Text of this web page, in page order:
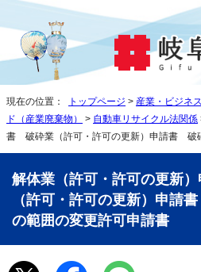
現在の位置： トップページ > 産業・ビジネス
ド（産業廃棄物）
> 自動車リサイクル法関係
書 破砕業（許可・許可の更新）申請書 破
解体業（許可・許可の更新
（許可・許可の更新）申請
の範囲の変更許可申請書